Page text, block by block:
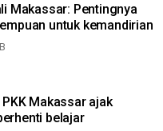
Makassar: Pentingnya
untuk kemandirian
Makassar ajak
belajar